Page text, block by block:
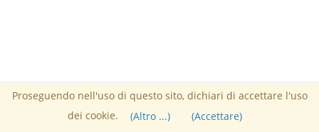
Proseguendo nell'uso di questo sito, dichiari di accettare l'uso
dei cookie.
(Altro ...) (Accettare)
Responsabile : HOARAU Joël
Powered by Suival© 2026